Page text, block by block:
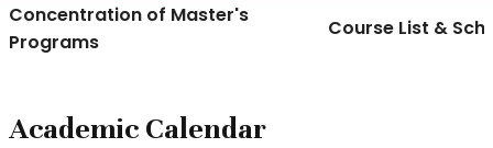
Concentration of Master's
Programs
Course List &
Academic Calendar